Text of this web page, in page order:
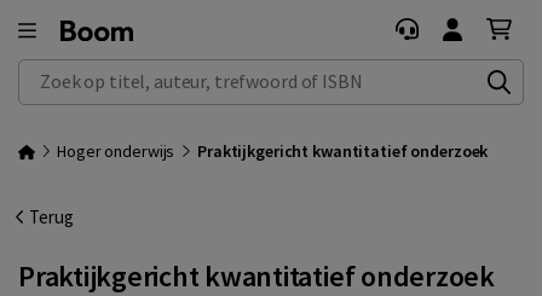
Zoek op titel, auteur, trefwoord of ISBN
Hoger onderwijs Praktijkgericht kwantitatief onderzoek
Terug
Praktijkgericht kwantitatief onderzoek